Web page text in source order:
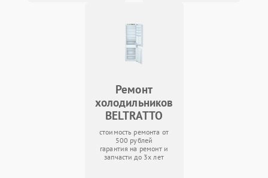
Ремонт
холодильников
BELTRATTO
стоимость ремонта от
500 рублей
гарантия на ремонт и
запчасти до 3х лет